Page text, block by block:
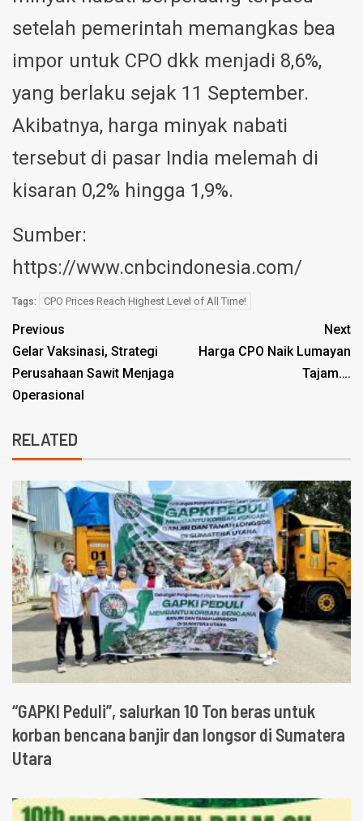
setelah pemerintah memangkas bea
impor untuk CPO dkk menjadi 8,6%,
yang berlaku sejak 11 September.
Akibatnya, harga minyak nabati
tersebut di pasar India melemah di
kisaran 0,2% hingga 1,9%.
Sumber:
https://www.cnbcindonesia.com/
Tags: CPO Prices Reach Highest Level of All Time!
Previous
Gelar Vaksinasi, Strategi
Perusahaan Sawit Menjaga
Operasional
Next
Harga CPO Naik Lumayan
Tajam….
RELATED
“GAPKI Peduli”, salurkan 10 Ton beras untuk
korban bencana banjir dan longsor di Sumatera
Utara